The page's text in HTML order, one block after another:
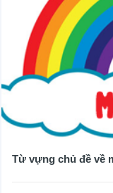
Từ vựng chủ đề về